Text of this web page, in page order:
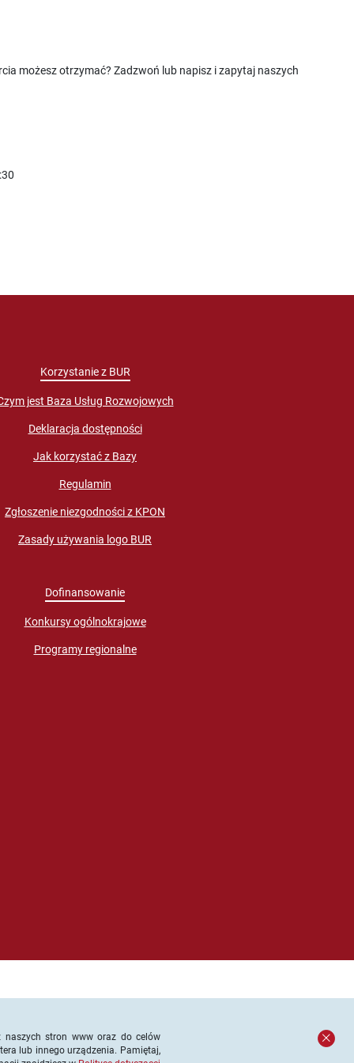
możesz otrzymać? Zadzwoń lub napisz i zapytaj naszych
Korzystanie z BUR
jest Baza Usług Rozwojowych
Deklaracja dostępności
Jak korzystać z Bazy
Regulamin
Zgłoszenie niezgodności z KPON
Zasady używania logo BUR
Dofinansowanie
Konkursy ogólnokrajowe
Programy regionalne
naszych stron www oraz do celów
lub innego urządzenia. Pamiętaj,